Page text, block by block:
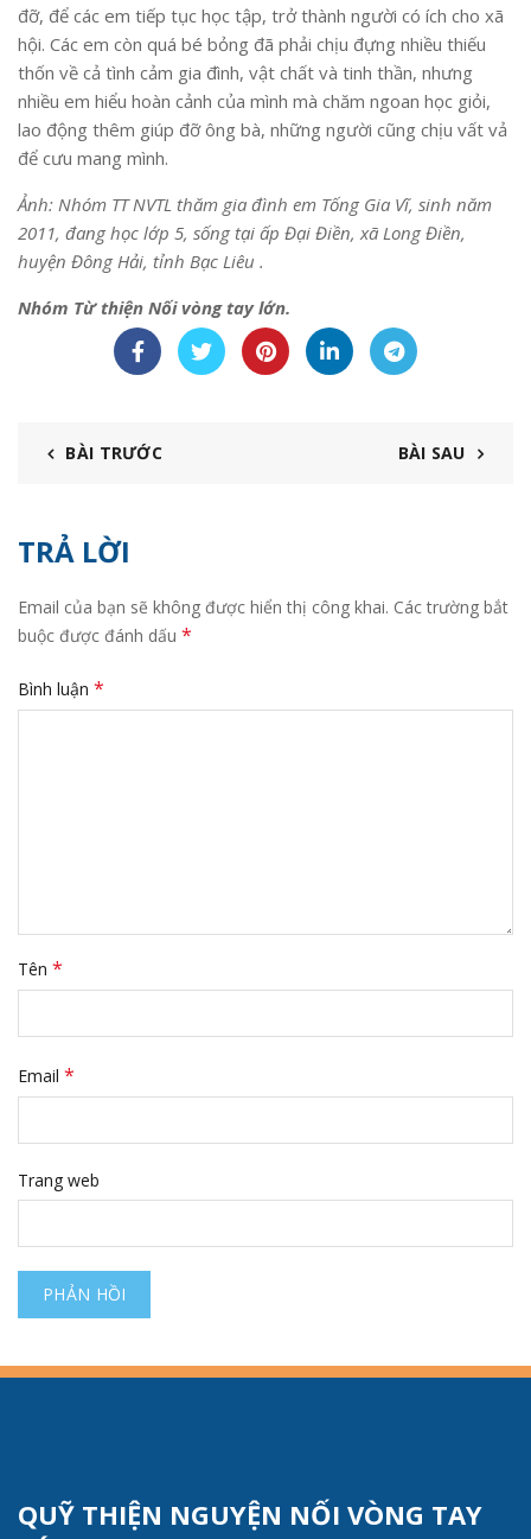
đỡ, để các em tiếp tục học tập, trở thành người có ích cho xã
hội. Các em còn quá bé bỏng đã phải chịu đựng nhiều thiếu
thốn về cả tình cảm gia đình, vật chất và tinh thần, nhưng
nhiều em hiểu hoàn cảnh của mình mà chăm ngoan học giỏi,
lao động thêm giúp đỡ ông bà, những người cũng chịu vất vả
để cưu mang mình.
Ảnh: Nhóm TT NVTL thăm gia đình em Tống Gia Vĩ, sinh năm
2011, đang học lớp 5, sống tại ấp Đại Điền, xã Long Điền,
huyện Đông Hải, tỉnh Bạc Liêu .
Nhóm Từ thiện Nối vòng tay lớn.
BÀI TRƯỚC BÀI SAU
TRẢ LỜI
Email của bạn sẽ không được hiển thị công khai. Các trường bắt
buộc được đánh dấu *
Bình luận *
Tên *
Email *
Trang web
QUỸ THIỆN NGUYỆN NỐI VÒNG TAY